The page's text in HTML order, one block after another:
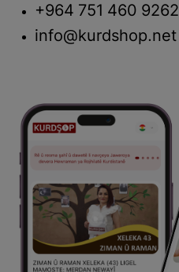
+964 751 460 9262
info@kurdshop.net